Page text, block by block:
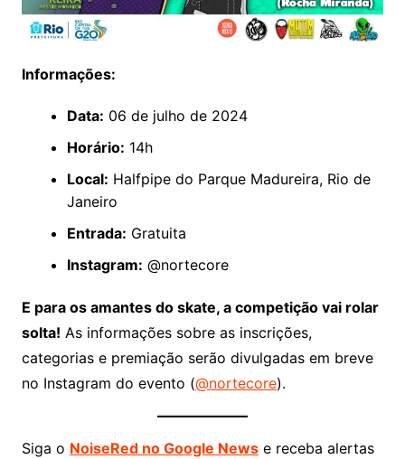
Informações:
Data: 06 de julho de 2024
Horário: 14h
Local: Halfpipe do Parque Madureira, Rio de
Janeiro
Entrada: Gratuita
Instagram: @nortecore
E para os amantes do skate, a competição vai rolar
solta! As informações sobre as inscrições,
categorias e premiação serão divulgadas em breve
no Instagram do evento (@nortecore).
Siga o NoiseRed no Google Newse receba alertas